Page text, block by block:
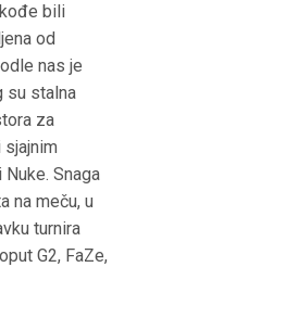
bili
od
nas je
su stalna
za
Snaga
na meču, u
turnira
G2, FaZe,